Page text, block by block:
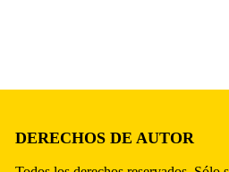
DERECHOS DE AUTOR